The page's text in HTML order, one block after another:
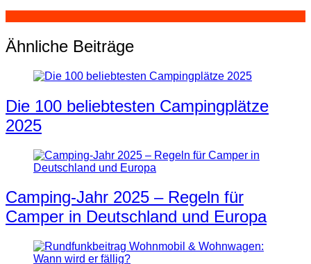
Ähnliche Beiträge
Die 100 beliebtesten Campingplätze
2025
Camping-Jahr 2025 – Regeln für
Camper in Deutschland und Europa